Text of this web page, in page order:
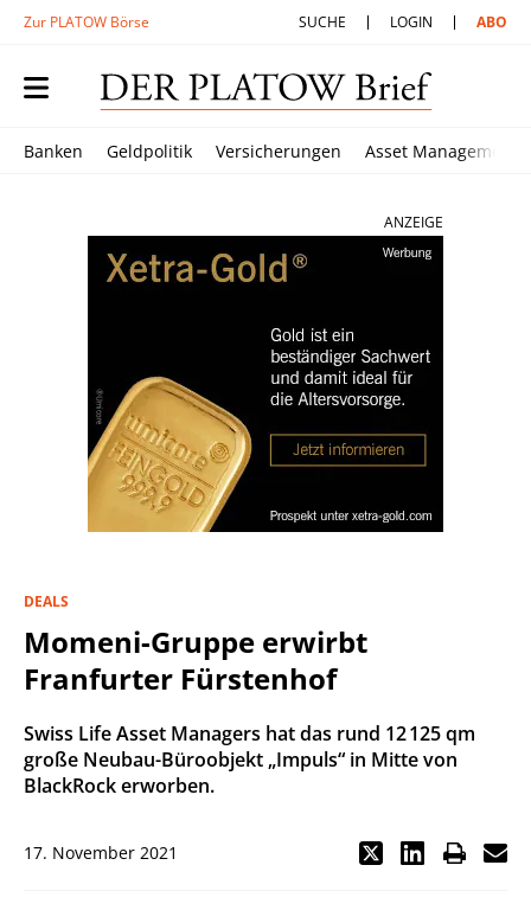
Zur PLATOW Börse SUCHE LOGIN ABO
Banken Geldpolitik Versicherungen Asset Management
ANZEIGE
DEALS
Momeni-Gruppe erwirbt
Franfurter Fürstenhof
Swiss Life Asset Managers hat das rund 12 125 qm
große Neubau-Büroobjekt „Impuls“ in Mitte von
BlackRock erworben.
17. November 2021